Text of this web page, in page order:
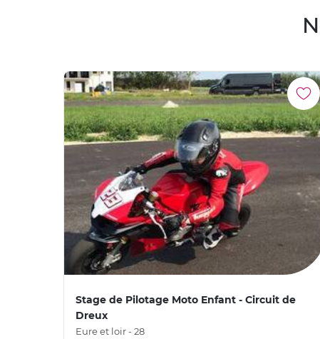
Stage de Pilotage Moto Enfant - Circuit de
Dreux
Eure et loir - 28